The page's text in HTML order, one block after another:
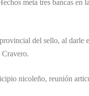
meta tres bancas
del sello, al
nicoleño, reunión